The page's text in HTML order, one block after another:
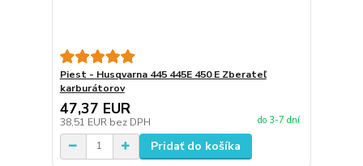
Piest - Husqvarna 445 445E 450 E Zberateľ
karburátorov
47,37 EUR
38,51 EUR bez DPH do 3-7 dní
Pridať do košíka